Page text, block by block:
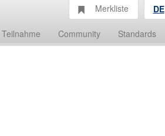
Teilnahme Community Standards
Merkliste DE